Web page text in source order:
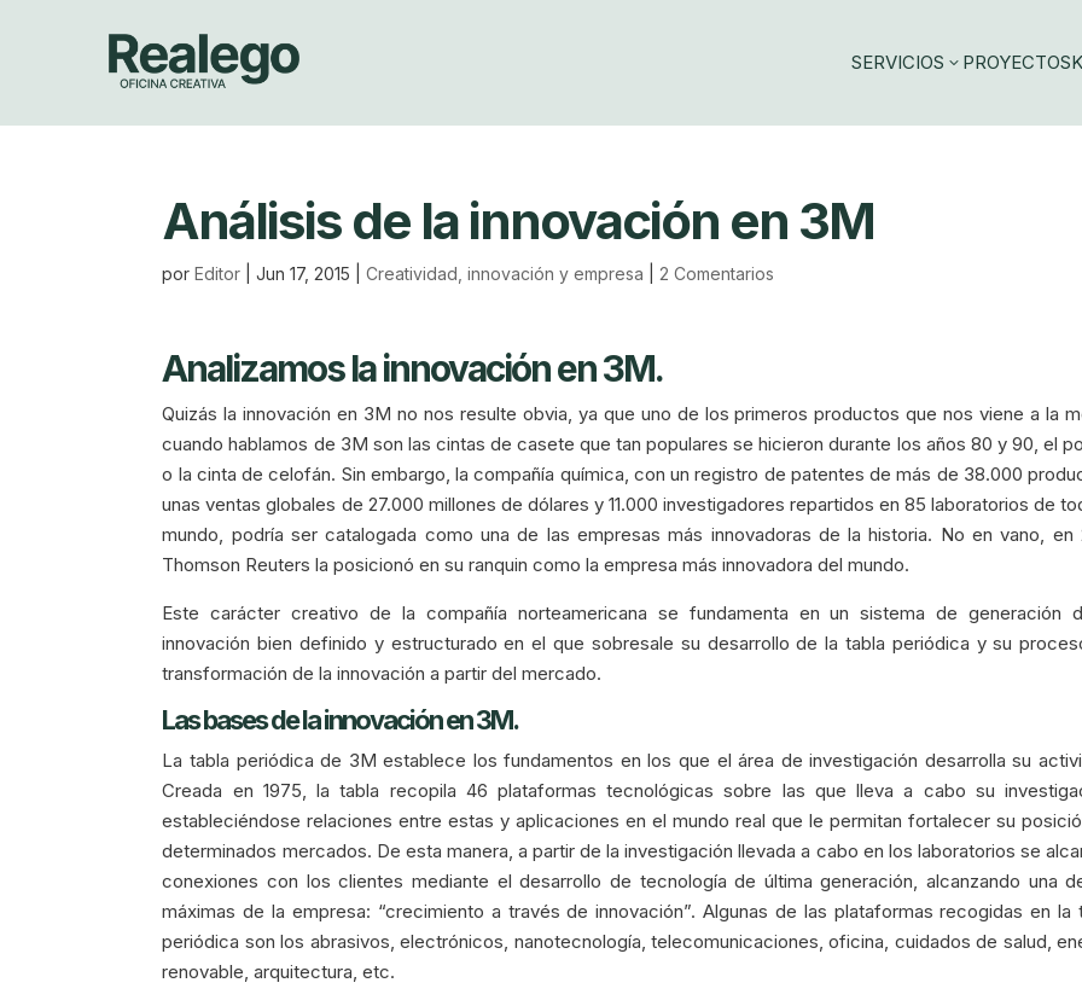
SERVICIOS 3 PROYECTOS
Análisis de la innovación en 3M
porEditor |Jun 17, 2015 |Creatividad, innovación y empresa 2 Comentarios
Analizamos la innovación en 3M.
Quizás la innovación en 3M no nos resulte obvia, ya que uno de los primeros productos que nos viene a la
cuando hablamos de 3M son las cintas de casete que tan populares se hicieron durante los años 80 y 90, el
o la cinta de celofán. Sin embargo, la compañía química, con un registro de patentes de más de 38.000
unas ventas globales de 27.000 millones de dólares y 11.000 investigadores repartidos en 85 laboratorios de
mundo, podría ser catalogada como una de las empresas más innovadoras de la historia. No en vano, en
Thomson Reuters la posicionó en su ranquin como la empresa más innovadora del mundo.
Este carácter creativo de la compañía norteamericana se fundamenta en un sistema de generación
innovación bien definido y estructurado en el que sobresale su desarrollo de la tabla periódica y su
transformación de la innovación a partir del mercado.
Las bases de la innovación en 3M.
La tabla periódica de 3M establece los fundamentos en los que el área de investigación desarrolla su
Creada en 1975, la tabla recopila 46 plataformas tecnológicas sobre las que lleva a cabo su
estableciéndose relaciones entre estas y aplicaciones en el mundo real que le permitan fortalecer su
determinados mercados. De esta manera, a partir de la investigación llevada a cabo en los laboratorios se
conexiones con los clientes mediante el desarrollo de tecnología de última generación, alcanzando una
máximas de la empresa: “crecimiento a través de innovación”. Algunas de las plataformas recogidas en la
periódica son los abrasivos, electrónicos, nanotecnología, telecomunicaciones, oficina, cuidados de salud,
renovable, arquitectura, etc.